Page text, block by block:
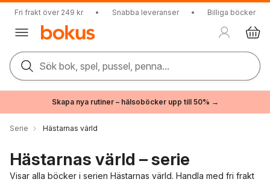
Fri frakt över 249 kr • Snabba leveranser • Billiga böcker
Sök bok, spel, pussel, penna...
Skapa nya rutiner – hälsoböcker upp till 50% →
Serie Hästarnas värld
Hästarnas värld – serie
Visar alla böcker i serien Hästarnas värld. Handla med fri frakt